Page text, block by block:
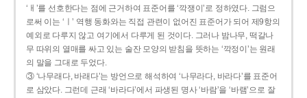
‘ㅐ’를 선호한다는 점에 근거하여 표준어를 ‘깍쟁이’로 정하였다. 그럼으
로써 이는 ‘ㅣ’ 역행 동화와는 직접 관련이 없어진 표준어가 되어 제9항의
예외로 다루지 않고 여기에서 다루게 된 것이다. 그러나 밤나무, 떡갈나
무 따위의 열매를 싸고 있는 술잔 모양의 받침을 뜻하는 ‘깍정이’는 원래
의 말을 그대로 두었다.
③ ‘나무래다, 바래다’는 방언으로 해석하여 ‘나무라다, 바라다’를 표준어
로 삼았다. 그런데 근래 ‘바라다’에서 파생된 명사 ‘바람’을 ‘바램’으로 잘